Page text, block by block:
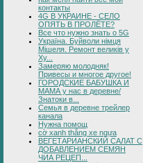
контакты
4G В УКРАИНЕ - СЕЛО
ОПЯТЬ В ПРОЛЁТЕ?
Все что нужно знать о 5G
Україна. Буйволи німця
Мішеля. Ремонт великів у
Ху...
Замеряю молодняк!
Привесы и многое другое!
ГОРОДСКИЕ БАБУШКА И
МАМА у нас в деревне/
Знатоки в...
Семья в деревне трейлер
канала
Нужна помощ
cờ xanh thắng xe ngựa
ВЕГЕТАРИАНСКИЙ САЛАТ С
ДОБАВЛЕНИЕМ СЕМЯН
ЧИА РЕЦЕП...